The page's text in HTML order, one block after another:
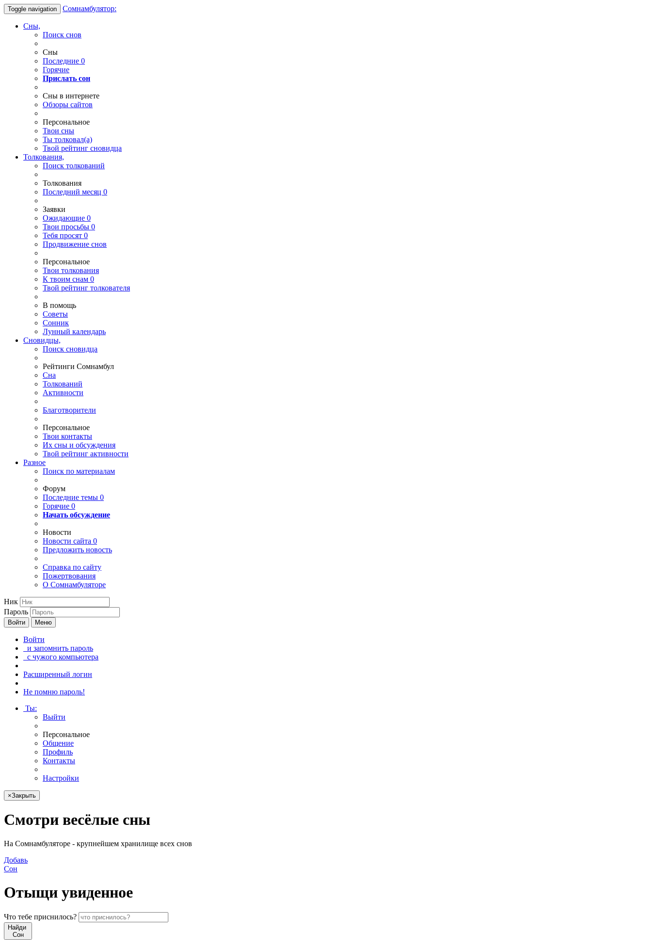
Toggle navigation Сомнамбулятор:
Сны,
Поиск снов
Сны
Последние 0
Горячие
Прислать сон
Сны в интернете
Обзоры сайтов
Персональное
Твои сны
Ты толковал(а)
Твой рейтинг сновидца
Толкования,
Поиск толкований
Толкования
Последний месяц 0
Заявки
Ожидающие 0
Твои просьбы 0
Тебя просят 0
Продвижение снов
Персональное
Твои толкования
К твоим снам 0
Твой рейтинг толкователя
В помощь
Советы
Сонник
Лунный календарь
Сновидцы,
Поиск сновидца
Рейтинги Сомнамбул
Сна
Толкований
Активности
Благотворители
Персональное
Твои контакты
Их сны и обсуждения
Твой рейтинг активности
Разное
Поиск по материалам
Форум
Последние темы 0
Горячие 0
Начать обсуждение
Новости
Новости сайта 0
Предложить новость
Справка по сайту
Пожертвования
О Сомнамбуляторе
Ник
Пароль
Войти Меню
Войти
и запомнить пароль
с чужого компьютера
Расширенный логин
Не помню пароль!
Ты:
Выйти
Персональное
Общение
Профиль
Контакты
Настройки
×Закрыть
Смотри весёлые сны
На Сомнамбуляторе - крупнейшем хранилище всех снов
Добавь
Сон
Отыщи увиденное
Что тебе приснилось?
Найди
Сон